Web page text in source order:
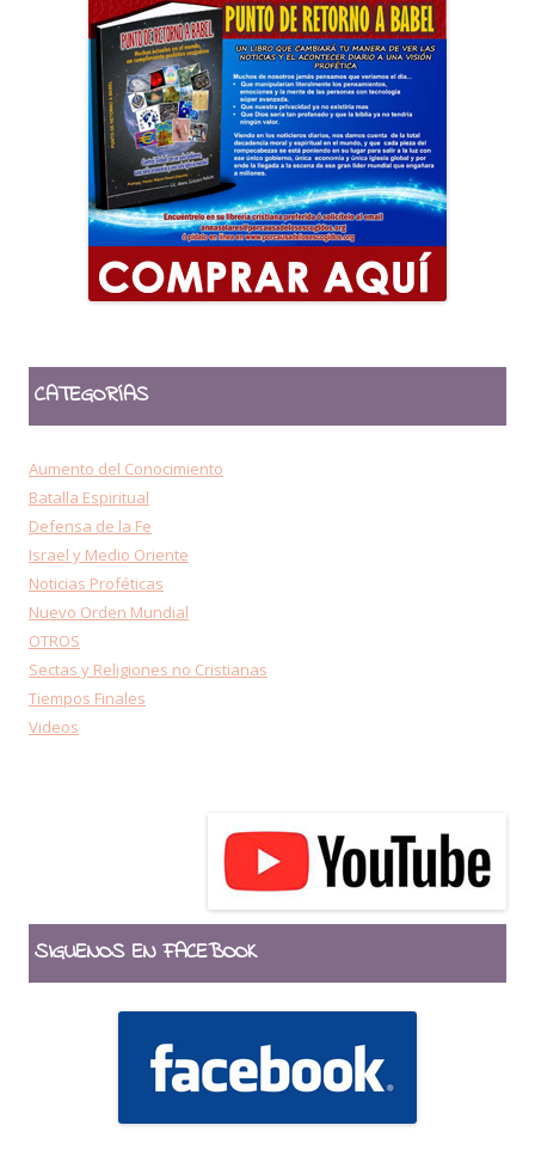
CATEGORÍAS
Aumento del Conocimiento
Batalla Espiritual
Defensa de la Fe
Israel y Medio Oriente
Noticias Proféticas
Nuevo Orden Mundial
OTROS
Sectas y Religiones no Cristianas
Tiempos Finales
Videos
SIGUENOS EN FACEBOOK